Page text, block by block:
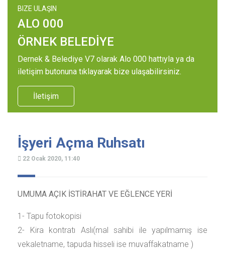
BIZE ULAŞIN
ALO 000
ÖRNEK BELEDİYE
Dernek & Belediye V7 olarak Alo 000 hattıyla ya da
iletişim butonuna tıklayarak bize ulaşabilirsiniz.
İletişim
İşyeri Açma Ruhsatı
22 Ocak 2020, 11:40
UMUMA AÇIK İSTİRAHAT VE EĞLENCE YERİ
1- Tapu fotokopisi
2- Kira kontratı Aslı(mal sahibi ile yapılmamış ise
vekaletname, tapuda hisseli ise muvaffakatname )